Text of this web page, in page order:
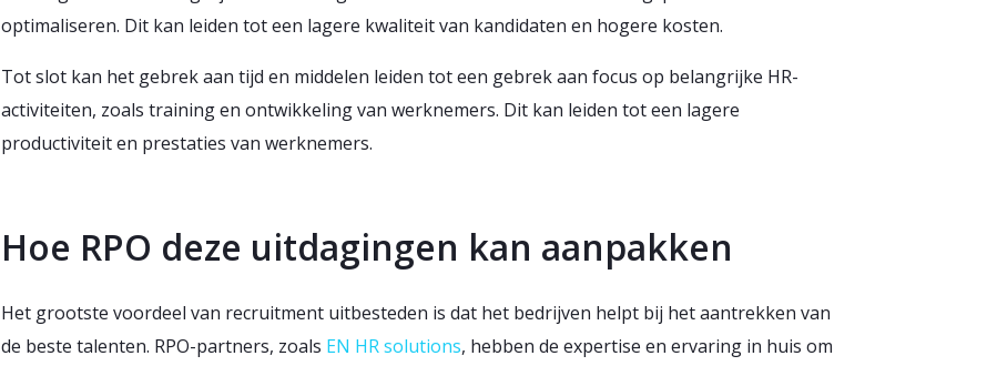
optimaliseren. Dit kan leiden tot een lagere kwaliteit van kandidaten en hogere kosten.
Tot slot kan het gebrek aan tijd en middelen leiden tot een gebrek aan focus op belangrijke HR-
activiteiten, zoals training en ontwikkeling van werknemers. Dit kan leiden tot een lagere
productiviteit en prestaties van werknemers.
Hoe RPO deze uitdagingen kan aanpakken
Het grootste voordeel van recruitment uitbesteden is dat het bedrijven helpt bij het aantrekken van
de beste talenten. RPO-partners, zoals EN HR solutions, hebben de expertise en ervaring in huis om